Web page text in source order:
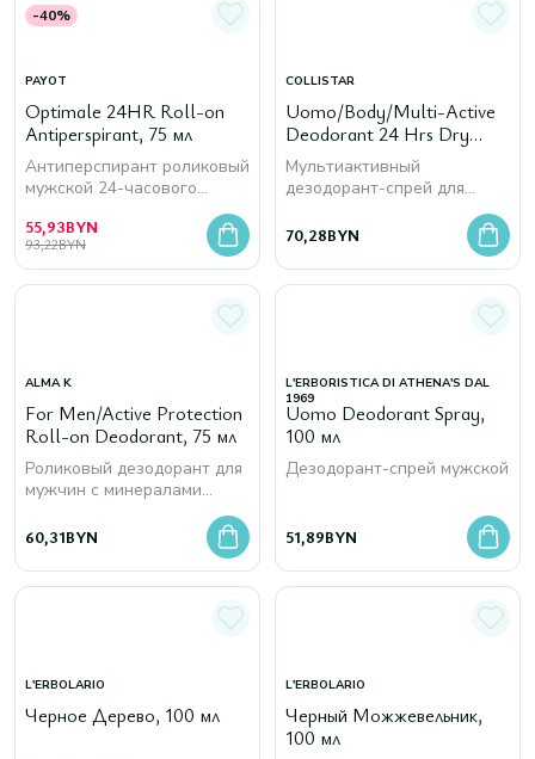
-40%
PAYOT
Optimale 24HR Roll-on
Antiperspirant, 75 мл
Антиперспирант роликовый
мужской 24-часового
55,93BYN
93,22BYN
COLLISTAR
Uomo/Body/Multi-Active
Deodorant 24 Hrs Dry
Spray, 125 мл
Мультиактивный
дезодорант-спрей для
действия
70,28BYN
ALMA K
For Men/Active Protection
Roll-on Deodorant, 75 мл
Роликовый дезодорант для
мужчин с минералами
60,31BYN
L'ERBORISTICA DI ATHENA'S DAL
1969
Uomo Deodorant Spray,
100 мл
Дезодорант-спрей мужской
51,89BYN
L'ERBOLARIO
Черное Дерево, 100 мл
L'ERBOLARIO
Черный Можжевельник,
100 мл